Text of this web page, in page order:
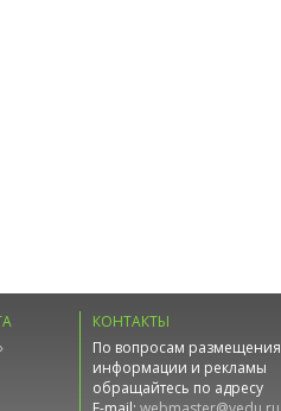
КОНТАКТЫ
По вопросам размещения
информации и рекламы
обращайтесь по адресу